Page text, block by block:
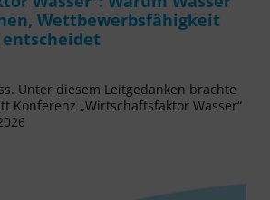
Wettbewerbsfähigkeit
Unter diesem Leitgedanken brachte
Konferenz „Wirtschaftsfaktor Wasser“